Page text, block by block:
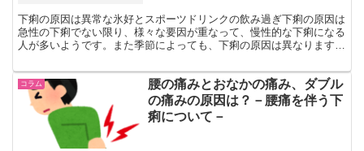
下痢の原因は異常な氷好とスポーツドリンクの飲み過ぎ下痢の原因は
急性の下痢でない限り、様々な要因が重なって、慢性的な下痢になる
人が多いようです。また季節によっても、下痢の原因は異なります。
コラム
腰の痛みとおなかの痛み、ダブル
の痛みの原因は？－腰痛を伴う下
痢について－